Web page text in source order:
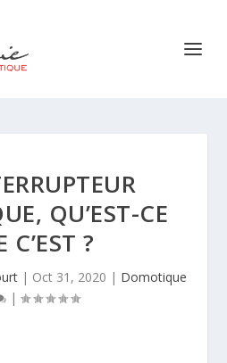
QU’EST-CE
C’EST ?
| Oct 31, 2020 | Domotique
|